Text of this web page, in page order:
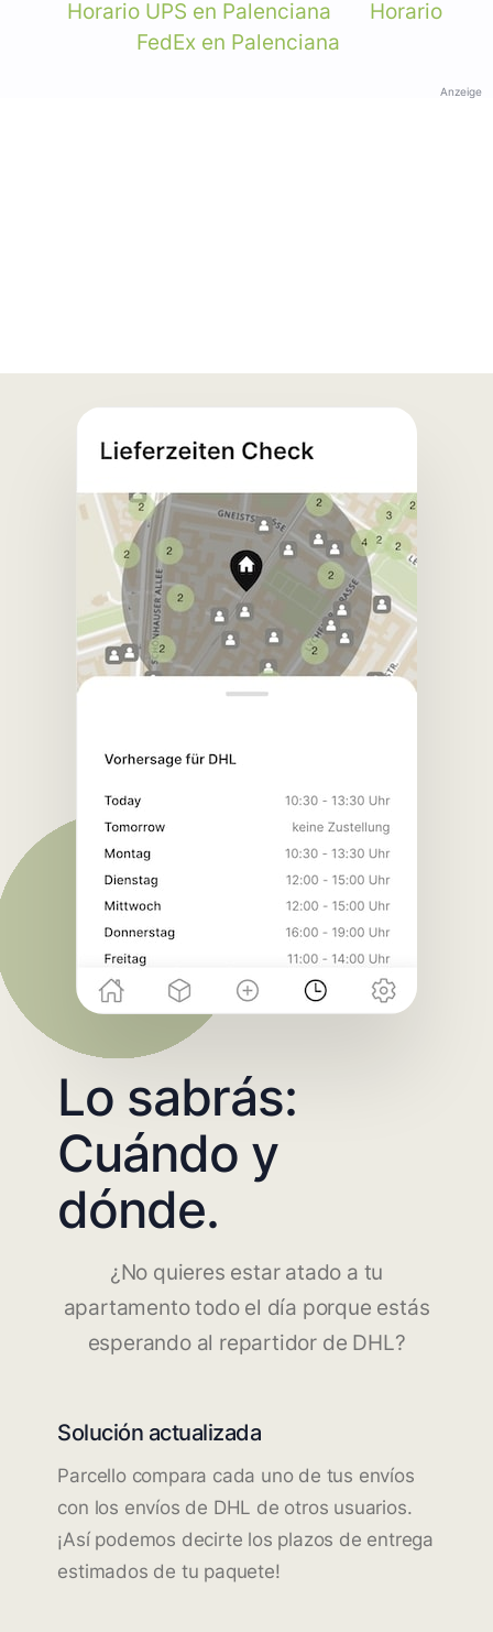
Horario UPS en Palenciana
Horario
FedEx en Palenciana
Anzeige
Lo sabrás:
Cuándo y
dónde.
¿No quieres estar atado a tu
apartamento todo el día porque estás
esperando al repartidor de DHL?
Solución actualizada
Parcello compara cada uno de tus envíos
con los envíos de DHL de otros usuarios.
¡Así podemos decirte los plazos de entrega
estimados de tu paquete!